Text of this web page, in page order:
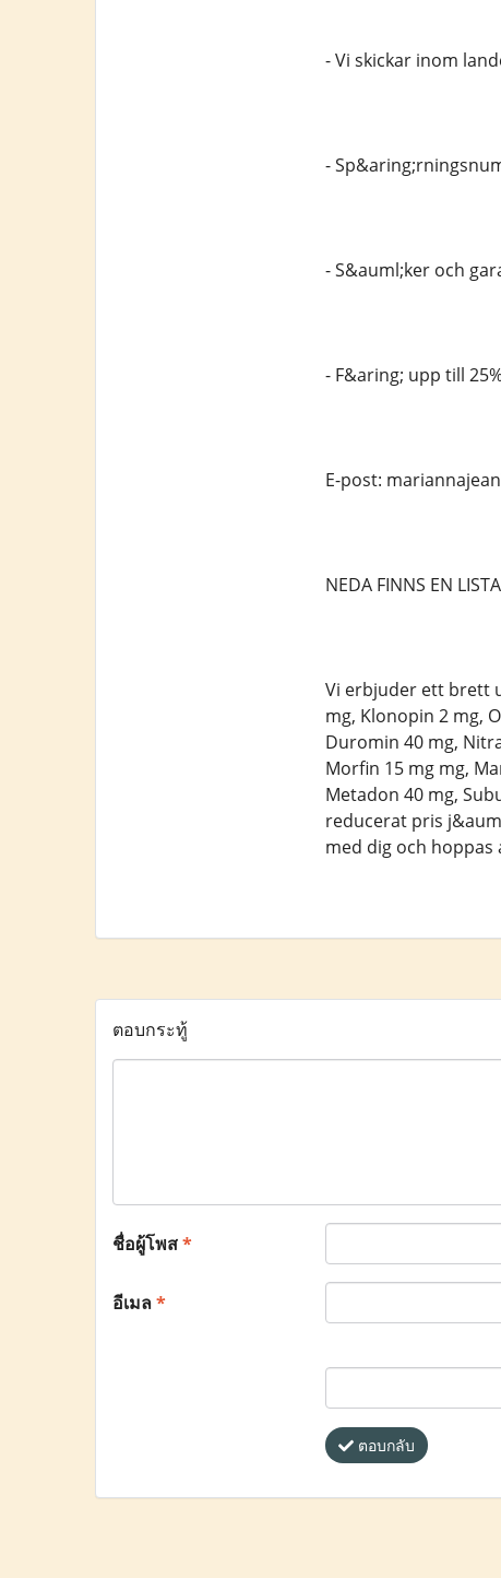
- Vi skickar inom
-
- S&auml;ker och
- F&aring; upp till
E-post:
NEDA FINNS EN
Vi erbjuder ett brett
mg, Klonopin 2 mg,
Duromin 40 mg,
Morfin 15 mg mg,
Metadon 40 mg,
reducerat pris
med dig och
ตอบกระทู้
ชื่อผู้โพส*
อีเมล*
ตอบกลับ